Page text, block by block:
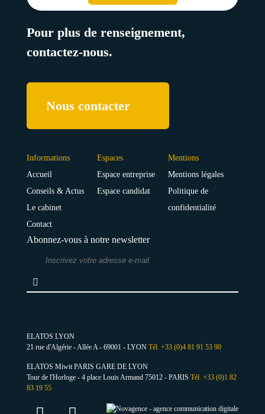
Pour plus de renseignement,
contactez-nous.
Nous contacter
Informations
Accueil
Conseils & Actus
Le cabinet
Contact
Espaces
Espace entreprise
Espace candidat
Mentions
Mentions légales
Politique de
confidentialité
Abonnez-vous à notre newsletter
ELATOS LYON
21 rue d'Algérie - Allée A - 69001 - LYON Tél. +33 (0)4 81 91 53 90
ELATOS Miwit PARIS GARE DE LYON
Tour de l'Horloge - 4 place Louis Armand 75012 - PARIS Tél. +33 (0)1 82
83 19 55